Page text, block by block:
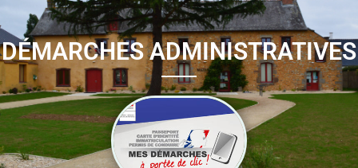
DÉMARCHES ADMINISTRATIVES